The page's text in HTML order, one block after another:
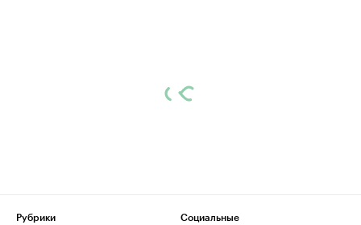
Рубрики
Социальные